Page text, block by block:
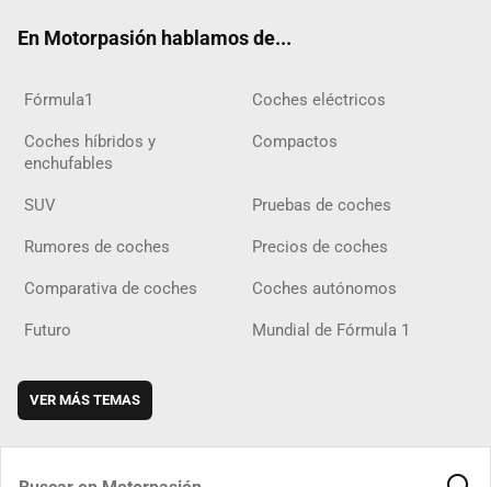
En Motorpasión hablamos de...
Fórmula1 Coches eléctricos
Coches híbridos y
enchufables
Compactos
SUV Pruebas de coches
Rumores de coches Precios de coches
Comparativa de coches Coches autónomos
Futuro Mundial de Fórmula 1
VER MÁS TEMAS